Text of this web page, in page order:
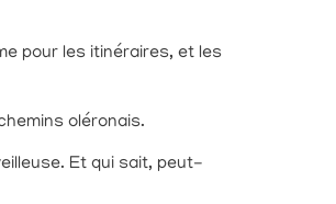
pour les itinéraires, et les
oléronais.
Et qui sait, peut-